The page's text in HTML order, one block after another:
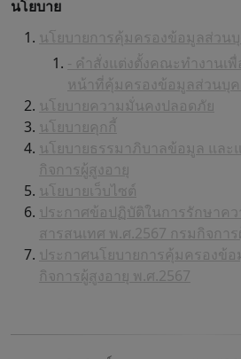
นโยบาย
นโยบายการคุ้มครองข้อมูลส่วน
- คำสั่งแต่งตั้งคณะทำงานเ
หน้าที่คุ้มครองข้อมูลส่วนบุ
นโยบายความมั่นคงปลอดภัย
นโยบายคุกกี้
นโยบายธรรมาภิบาลข้อมูล และ
กิจการผู้สูงอายุ
นโยบายเว็บไซต์
ประกาศข้อปฏิบัติในการรักษาค
สารสนเทศ พ.ศ.2567 กรมกิจกา
ประกาศนโยบายการคุ้มครองข้
กิจการผู้สูงอายุ พ.ศ.2567